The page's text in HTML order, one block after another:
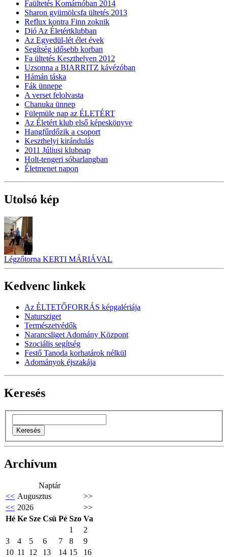
Faültetés Komárnóban 2014
Sharon gyümölcsfa ültetés 2013
Reflux kontra Finn zoknik
Dió Az Életértklubban
Az Egyedül-lét élet évek
Segítség idősebb korban
Fa ültetés Keszthelyen 2012
Uzsonna a BIARRITZ kávézóban
Hámán táska
Fák ünnepe
A verset felolvasta
Chanuka ünnep
Fülemüle nap az ÉLETÉRT
Az Életért klub első képeskönyve
Hangfűrdőzik a csoport
Keszthelyi kirándulás
2011 Júliusi klubnap
Holt-tengeri sóbarlangban
Életmenet napon
Utolsó kép
Légzőtorna KERTI MÁRIÁVAL
Kedvenc linkek
Az ÉLTETŐFORRÁS képgalériája
Natursziget
Természetvédők
Narancsliget Adomány Központ
Szociális segítség
Festő Tanoda korhatárok nélkül
Adományok éjszakája
Keresés
Archívum
Naptár
<< Augusztus
>>
<< 2026
>>
Hé Ke Sze Csü Pé Szo Va
1
2
3
4 5 6 7 8
9
10 11 12 13 14 15
16